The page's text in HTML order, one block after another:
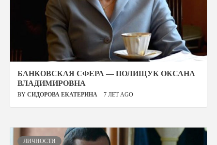
БАНКОВСКАЯ СФЕРА — ПОЛИЩУК ОКСАНА
ВЛАДИМИРОВНА
BY СИДОРОВА ЕКАТЕРИНА 7 ЛЕТ AGO
ЛИЧНОСТИ